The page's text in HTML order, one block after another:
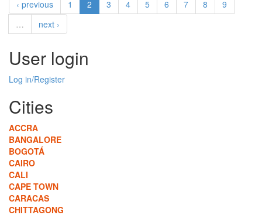
‹ previous 1 2 3 4 5 6 7 8
9
…
next ›
User login
Log in/Register
Cities
ACCRA
BANGALORE
BOGOTÁ
CAIRO
CALI
CAPE TOWN
CARACAS
CHITTAGONG